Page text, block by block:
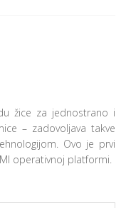
žice za jednostrano i
– zadovoljava takve
Ovo je prvi
operativnoj platformi.